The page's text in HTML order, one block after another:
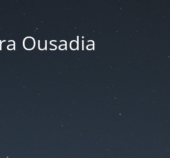
Ousadia